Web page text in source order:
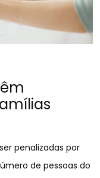
penalizadas por
de pessoas do